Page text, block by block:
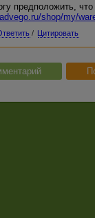
предположить,
shop/my/
/ Цитировать